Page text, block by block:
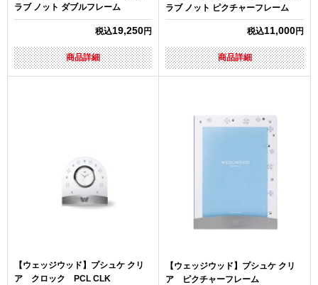
ラブ ノット ダブルフレーム
税込19,250円
商品詳細
ラブ ノット ピクチャーフレーム
税込11,000円
商品詳細
【ウェッジウッド】プシュケ クリ
ア クロック PCL CLK
【ウェッジウッド】プシュケ クリ
ア ピクチャーフレーム